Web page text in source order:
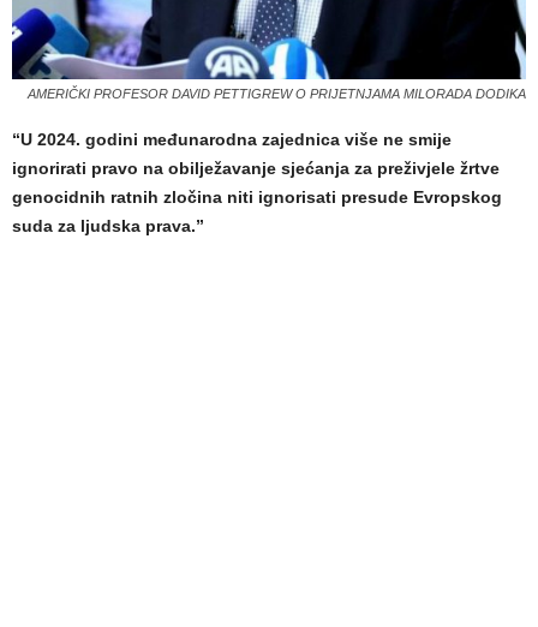
AMERIČKI PROFESOR DAVID PETTIGREW O PRIJETNJAMA MILORADA DODIKA
“U 2024. godini međunarodna zajednica više ne smije
ignorirati pravo na obilježavanje sjećanja za preživjele žrtve
genocidnih ratnih zločina niti ignorisati presude Evropskog
suda za ljudska prava.”